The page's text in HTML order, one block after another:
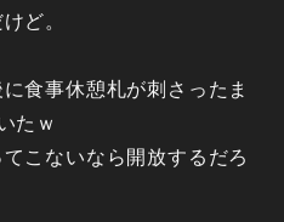
ど。
食事休憩札が刺さったま
たｗ
こないなら開放するだろ